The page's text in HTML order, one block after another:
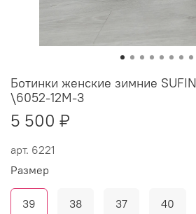
арт. 6221
Ботинки женские зимние
\6052-12M-3
5 500 ₽
Размер
39 38 37 40